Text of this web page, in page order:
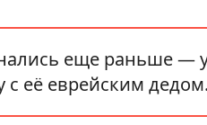
еще раньше —
её еврейским дедом.